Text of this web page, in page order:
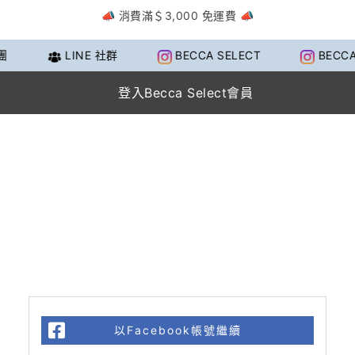
📣 消費滿＄3,000 免運費 📣
LINE 社群 BECCA SELECT BECCA
登入Becca Select會員
以Facebook帳號繼續